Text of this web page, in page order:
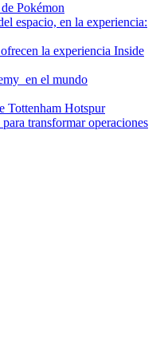
Pokémon
espacio, en la experiencia:
la experiencia Inside
en el mundo
Tottenham Hotspur
transformar operaciones